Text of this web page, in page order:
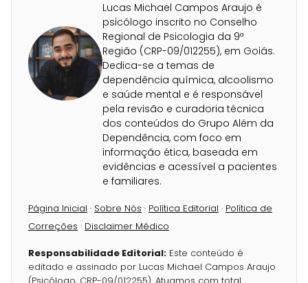
Lucas Michael Campos Araujo é
psicólogo inscrito no Conselho
Regional de Psicologia da 9ª
Região (CRP-09/012255), em Goiás.
Dedica-se a temas de
dependência química, alcoolismo
e saúde mental e é responsável
pela revisão e curadoria técnica
dos conteúdos do Grupo Além da
Dependência, com foco em
informação ética, baseada em
evidências e acessível a pacientes
e familiares.
Página Inicial · Sobre Nós · Política Editorial · Política de
Correções · Disclaimer Médico
Responsabilidade Editorial: Este conteúdo é
editado e assinado por Lucas Michael Campos Araujo